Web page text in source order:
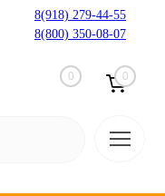
8(918) 279-44-55
8(800) 350-08-07
0 0